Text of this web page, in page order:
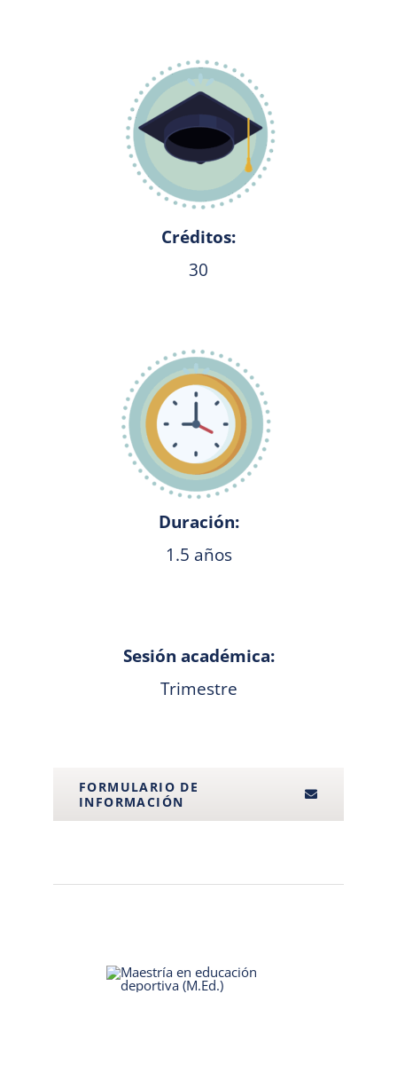
Créditos:
30
Duración:
1.5 años
Sesión académica:
Trimestre
FORMULARIO DE
INFORMACIÓN